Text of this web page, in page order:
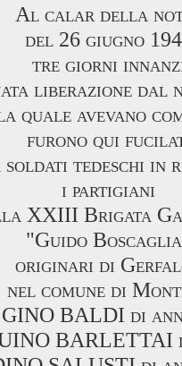
Al calar della
del 26 giugno
tre giorni
liberazione dal
quale avevano
furono qui
soldati tedeschi in
i partigiani
XXIII Brigata
"Guido
originari di
nel comune di
GINO BALDI di
BARLETTAI